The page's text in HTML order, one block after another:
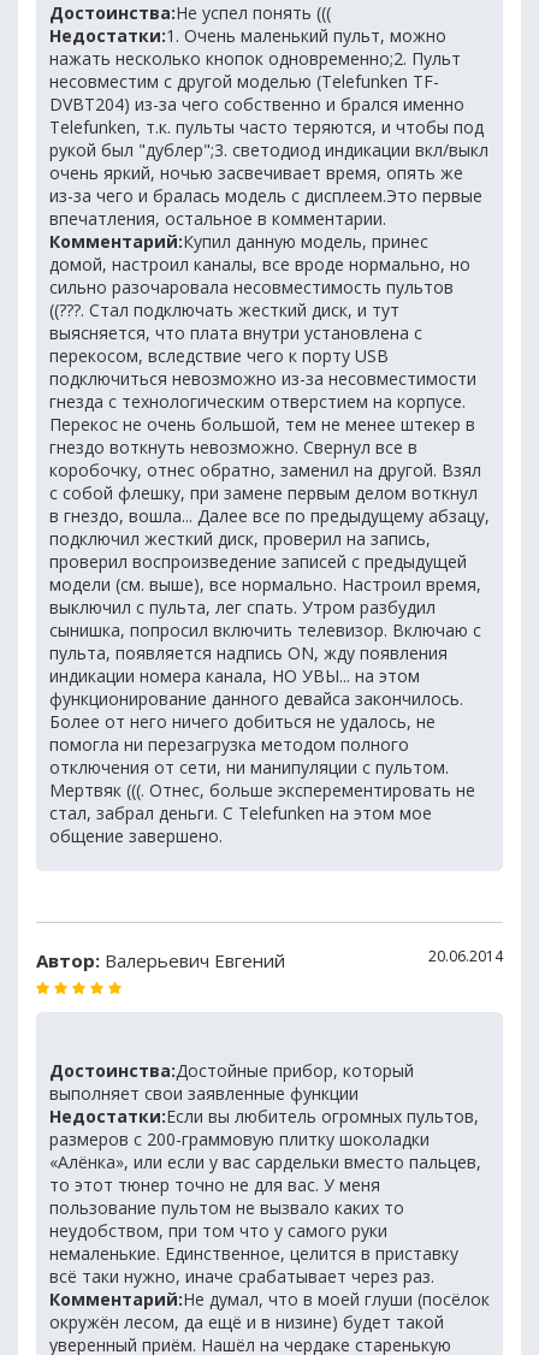
Достоинства:Не успел понять (((
Недостатки:1. Очень маленький пульт, можно
нажать несколько кнопок одновременно;2. Пульт
несовместим с другой моделью (Telefunken TF-
DVBT204) из-за чего собственно и брался именно
Telefunken, т.к. пульты часто теряются, и чтобы под
рукой был "дублер";3. светодиод индикации вкл/выкл
очень яркий, ночью засвечивает время, опять же
из-за чего и бралась модель с дисплеем.Это первые
впечатления, остальное в комментарии.
Комментарий:Купил данную модель, принес
домой, настроил каналы, все вроде нормально, но
сильно разочаровала несовместимость пультов
((???. Стал подключать жесткий диск, и тут
выясняется, что плата внутри установлена с
перекосом, вследствие чего к порту USB
подключиться невозможно из-за несовместимости
гнезда с технологическим отверстием на корпусе.
Перекос не очень большой, тем не менее штекер в
гнездо воткнуть невозможно. Свернул все в
коробочку, отнес обратно, заменил на другой. Взял
с собой флешку, при замене первым делом воткнул
в гнездо, вошла... Далее все по предыдущему абзацу,
подключил жесткий диск, проверил на запись,
проверил воспроизведение записей с предыдущей
модели (см. выше), все нормально. Настроил время,
выключил с пульта, лег спать. Утром разбудил
сынишка, попросил включить телевизор. Включаю с
пульта, появляется надпись ON, жду появления
индикации номера канала, НО УВЫ... на этом
функционирование данного девайса закончилось.
Более от него ничего добиться не удалось, не
помогла ни перезагрузка методом полного
отключения от сети, ни манипуляции с пультом.
Мертвяк (((. Отнес, больше эксперементировать не
стал, забрал деньги. С Telefunken на этом мое
общение завершено.
Автор: Валерьевич Евгений 20.06.2014
Достоинства:Достойные прибор, который
выполняет свои заявленные функции
Недостатки:Если вы любитель огромных пультов,
размеров с 200-граммовую плитку шоколадки
«Алёнка», или если у вас сардельки вместо пальцев,
то этот тюнер точно не для вас. У меня
пользование пультом не вызвало каких то
неудобством, при том что у самого руки
немаленькие. Единственное, целится в приставку
всё таки нужно, иначе срабатывает через раз.
Комментарий:Не думал, что в моей глуши (посёлок
окружён лесом, да ещё и в низине) будет такой
уверенный приём. Нашёл на чердаке старенькую